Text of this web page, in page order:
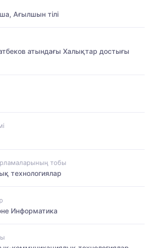
Ағылшын тілі
атындағы Халықтар достығы
тобы
технологиялар
Информатика